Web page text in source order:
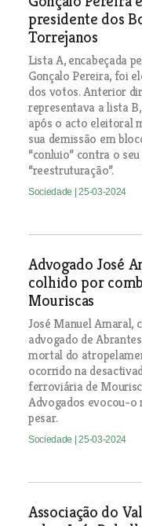
presidente dos
Torrejanos
Lista A, encabeçada
Gonçalo Pereira, foi
dos votos. Anterior
representava a lista
após o acto eleitoral
sua demissão em
“conluio” contra o
“reestruturação”.
Sociedade | 25-03-2024
Advogado José
colhido por
Mouriscas
José Manuel Amaral,
advogado de
mortal do
ocorrido na
ferroviária de
Advogados evocou-o
pesar.
Sociedade | 25-03-2024
Associação do